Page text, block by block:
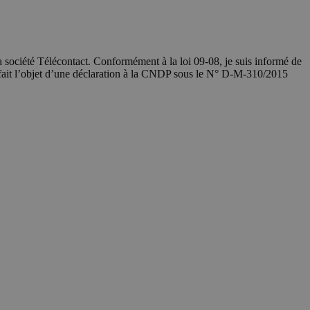
Télécontact. Conformément à la loi 09-08, je suis informé de
l’objet d’une déclaration à la CNDP sous le N° D-M-310/2015